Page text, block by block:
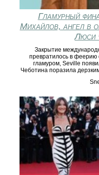
Гламурный
Михайлов, ангел в
Люси
Закрытие
превратилось в феерию
гламуром, Seville
Чеботина поразила